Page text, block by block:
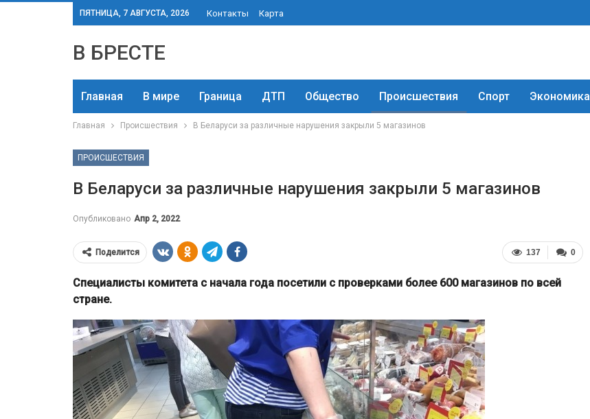
ПЯТНИЦА, 7 АВГУСТА, 2026 Контакты Карта
В БРЕСТЕ
Главная В мире Граница ДТП Общество Происшествия Спорт Экономика
Главная Происшествия В Беларуси за различные нарушения закрыли 5 магазинов
ПРОИСШЕСТВИЯ
В Беларуси за различные нарушения закрыли 5 магазинов
Опубликовано Апр 2, 2022
0
137
Поделится
Специалисты комитета с начала года посетили с проверками более 600 магазинов по всей
стране.